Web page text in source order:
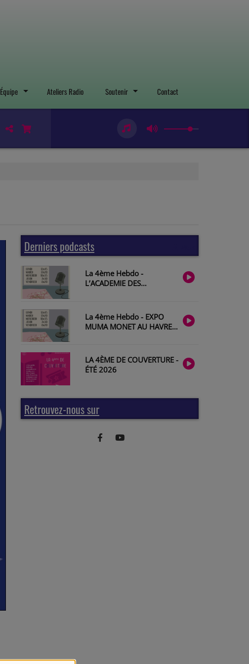
Équipe Ateliers Radio Soutenir Contact
Derniers podcasts
La 4ème Hebdo -
L’ACADEMIE DES
Lazarevitch
La 4ème Hebdo - EXPO
MUMA MONET AU HAVRE
LA 4ÈME DE COUVERTURE -
ÉTÉ 2026
Retrouvez-nous sur